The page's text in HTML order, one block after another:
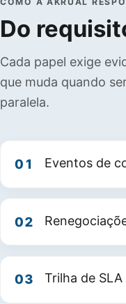
Do
Cada papel exige
que muda quando
paralela.
01 Eventos de
02
03 Trilha de